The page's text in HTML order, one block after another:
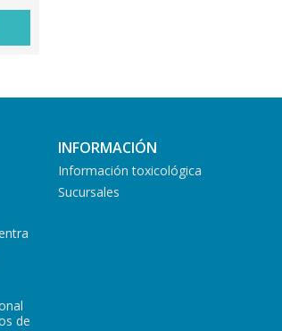
de
INFORMACIÓN
Información toxicológica
Sucursales